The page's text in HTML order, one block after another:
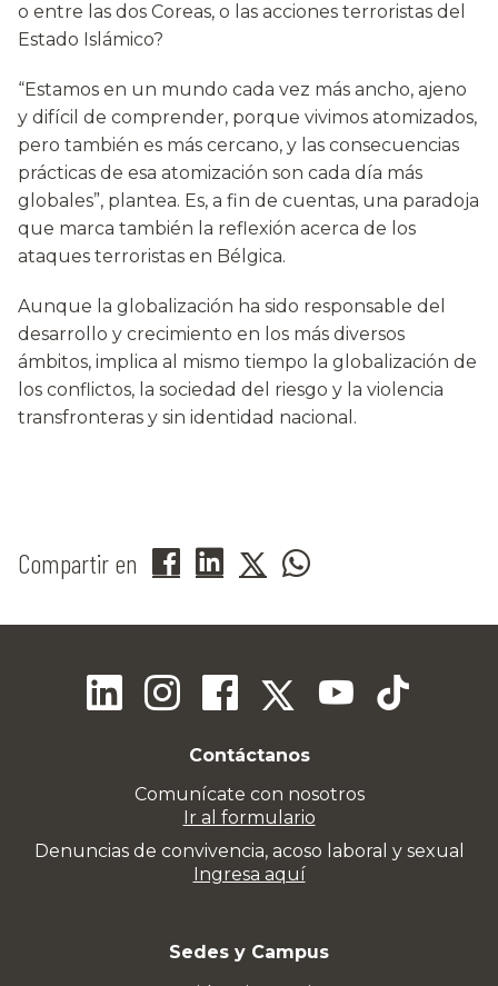
o entre las dos Coreas, o las acciones terroristas del
Estado Islámico?
“Estamos en un mundo cada vez más ancho, ajeno
y difícil de comprender, porque vivimos atomizados,
pero también es más cercano, y las consecuencias
prácticas de esa atomización son cada día más
globales”, plantea. Es, a fin de cuentas, una paradoja
que marca también la reflexión acerca de los
ataques terroristas en Bélgica.
Aunque la globalización ha sido responsable del
desarrollo y crecimiento en los más diversos
ámbitos, implica al mismo tiempo la globalización de
los conflictos, la sociedad del riesgo y la violencia
transfronteras y sin identidad nacional.
Compartir en
Contáctanos
Comunícate con nosotros
Ir al formulario
Denuncias de convivencia, acoso laboral y sexual
Ingresa aquí
Sedes y Campus